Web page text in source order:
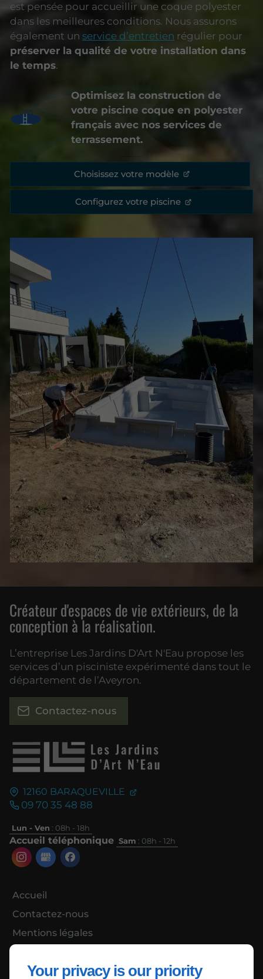
Your privacy is our priority
est pensée pour accueillir une coque polyester
dans les meilleures conditions. Nous assurons
également unservice d’entretien régulier pour
préserver la qualité de votre installation dans
le temps.
Optimisez la construction de
votre piscine coque en polyester
français avec nos services de
terrassement.
Choisissez votre modèle
Configurez votre piscine
12160 BARAQUEVILLE
09 70 35 48 88
Lun - Ven : 08h - 18h
Accueil téléphonique Sam : 08h - 12h
Accueil
Contactez-nous
Mentions légales
Créateur d'espaces de vie extérieurs, de la
conception à la réalisation.
L’entreprise Les Jardins D'Art N'Eau propose les
services d’un pisciniste expérimenté dans tout le
département de l’Aveyron.
Contactez-nous